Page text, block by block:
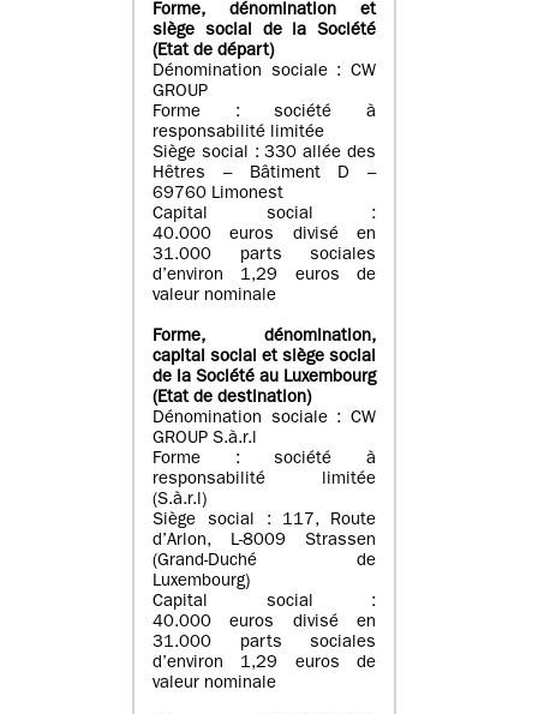
Forme, dénomination et
siège social de la Société
(Etatde départ)
Dénomination sociale : CW
GROUP
Forme : société à
responsabilité limitée
Siège social : 330 allée des
Hêtres – Bâtiment D –
69760 Limonest
Capital social :
40.000 euros divisé en
31.000 parts sociales
d’environ 1,29 euros de
valeur nominale
Forme, dénomination,
capital social et siège social
de la Société au Luxembourg
(Etat de destination)
Dénomination sociale : CW
GROUP S.à.r.l
Forme : société à
responsabilité limitée
(S.à.r.l)
Siège social : 117, Route
d’Arlon, L-8009 Strassen
(Grand-Duché de
Luxembourg)
Capital social :
40.000 euros divisé en
31.000 parts sociales
d’environ 1,29 euros de
valeur nominale